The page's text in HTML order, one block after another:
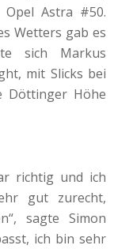
Astra #50.
Wetters gab es
sich Markus
mit Slicks bei
Döttinger Höhe
richtig und ich
gut zurecht,
sagte Simon
ich bin sehr